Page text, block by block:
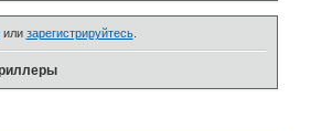
или зарегистрируйтесь.